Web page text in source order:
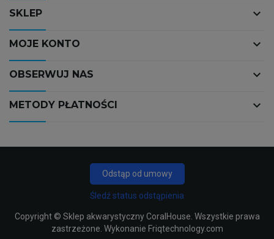
SKLEP keyboard_arrow_down
MOJE KONTO keyboard_arrow_down
OBSERWUJ NAS keyboard_arrow_down
METODY PŁATNOŚCI keyboard_arrow_down
Odstąp od umowy
Śledź status odstąpienia
Copyright © Sklep akwarystyczny CoralHouse . Wszystkie prawa
zastrzeżone. Wykonanie Friqtechnology.com